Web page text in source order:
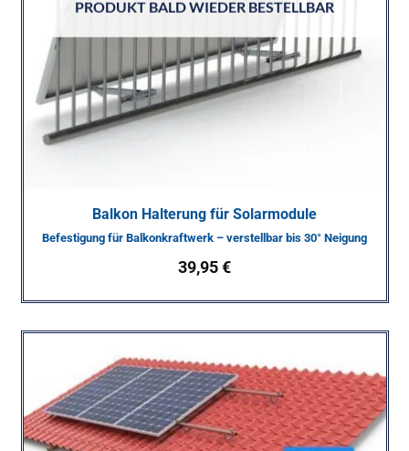
PRODUKT BALD WIEDER BESTELLBAR
Balkon Halterung für Solarmodule
Befestigung für Balkonkraftwerk – verstellbar bis 30° Neigung
39,95€